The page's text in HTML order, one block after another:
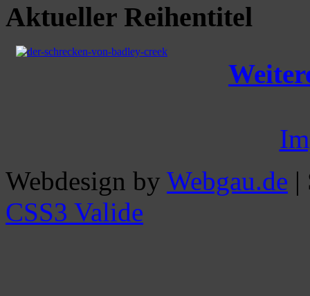
Aktueller Reihentitel
Webdesign by Webgau.de |
CSS3 Valide